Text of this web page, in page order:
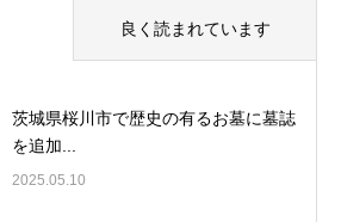
良く読まれています
茨城県桜川市で歴史の有るお墓に墓誌
を追加...
2025.05.10